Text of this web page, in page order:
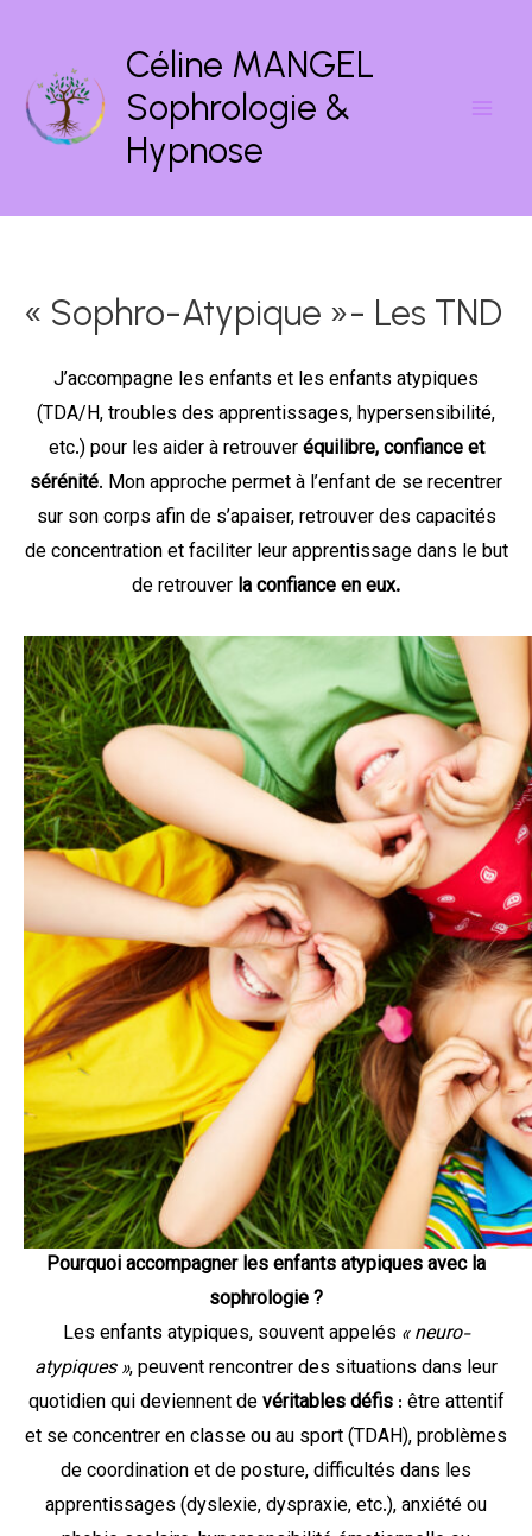
contenu
Céline MANGEL
Sophrologie &
Hypnose
« Sophro-Atypique »- Les TND
J’accompagne les enfants et les enfants atypiques
(TDA/H, troubles des apprentissages, hypersensibilité,
etc.) pour les aider à retrouveréquilibre, confiance et
sérénité. Mon approche permet à l’enfant de se recentrer
sur son corps afin de s’apaiser, retrouver des capacités
de concentration et faciliter leur apprentissage dans le but
de retrouver la confiance en eux.
Pourquoi accompagner les enfants atypiques avec la
sophrologie ?
Les enfants atypiques, souvent appelés « neuro-
atypiques », peuvent rencontrer des situations dans leur
quotidien qui deviennent devéritables défis: être attentif
et se concentrer en classe ou au sport (TDAH), problèmes
de coordination et de posture, difficultés dans les
apprentissages (dyslexie, dyspraxie, etc.), anxiété ou